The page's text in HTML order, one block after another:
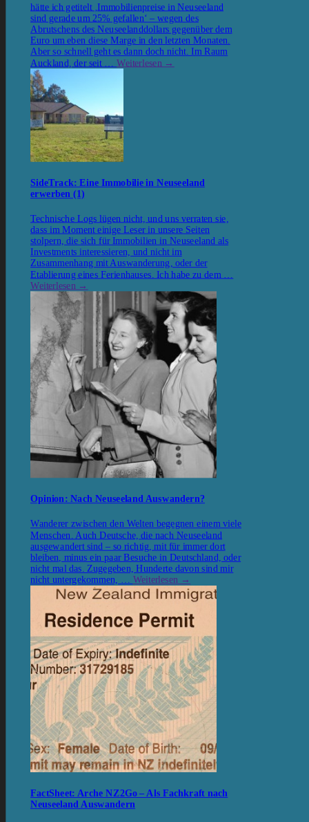
hätte ich getitelt ‚Immobilienpreise in Neuseeland
sind gerade um 25% gefallen‘ – wegen des
Abrutschens des Neuseelanddollars gegenüber dem
Euro um eben diese Marge in den letzten Monaten.
Aber so schnell geht es dann doch nicht. Im Raum
Auckland, der seit …Weiterlesen →
SideTrack: Eine Immobilie in Neuseeland
erwerben (1)
Technische Logs lügen nicht, und uns verraten sie,
dass im Moment einige Leser in unsere Seiten
stolpern, die sich für Immobilien in Neuseeland als
Investments interessieren, und nicht im
Zusammenhang mit Auswanderung, oder der
Etablierung eines Ferienhauses. Ich habe zu dem …
Weiterlesen →
Opinion: Nach Neuseeland Auswandern?
Wanderer zwischen den Welten begegnen einem viele
Menschen. Auch Deutsche, die nach Neuseeland
ausgewandert sind – so richtig, mit für immer dort
bleiben, minus ein paar Besuche in Deutschland, oder
nicht mal das. Zugegeben, Hunderte davon sind mir
nicht untergekommen, … Weiterlesen →
FactSheet: Arche NZ2Go – Als Fachkraft nach
Neuseeland Auswandern